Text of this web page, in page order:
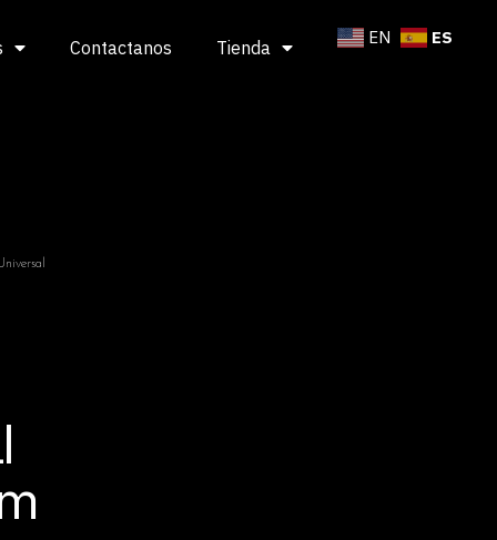
Contactanos Tienda EN ES